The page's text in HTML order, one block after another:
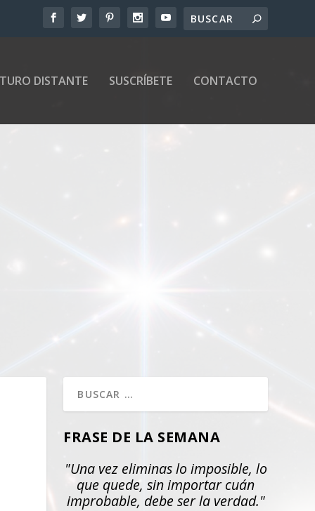
DISTANTE SUSCRÍBETE CONTACTO
FRASE DE LA SEMANA
"Una vez eliminas lo imposible, lo
que quede, sin importar cuán
improbable, debe ser la verdad."